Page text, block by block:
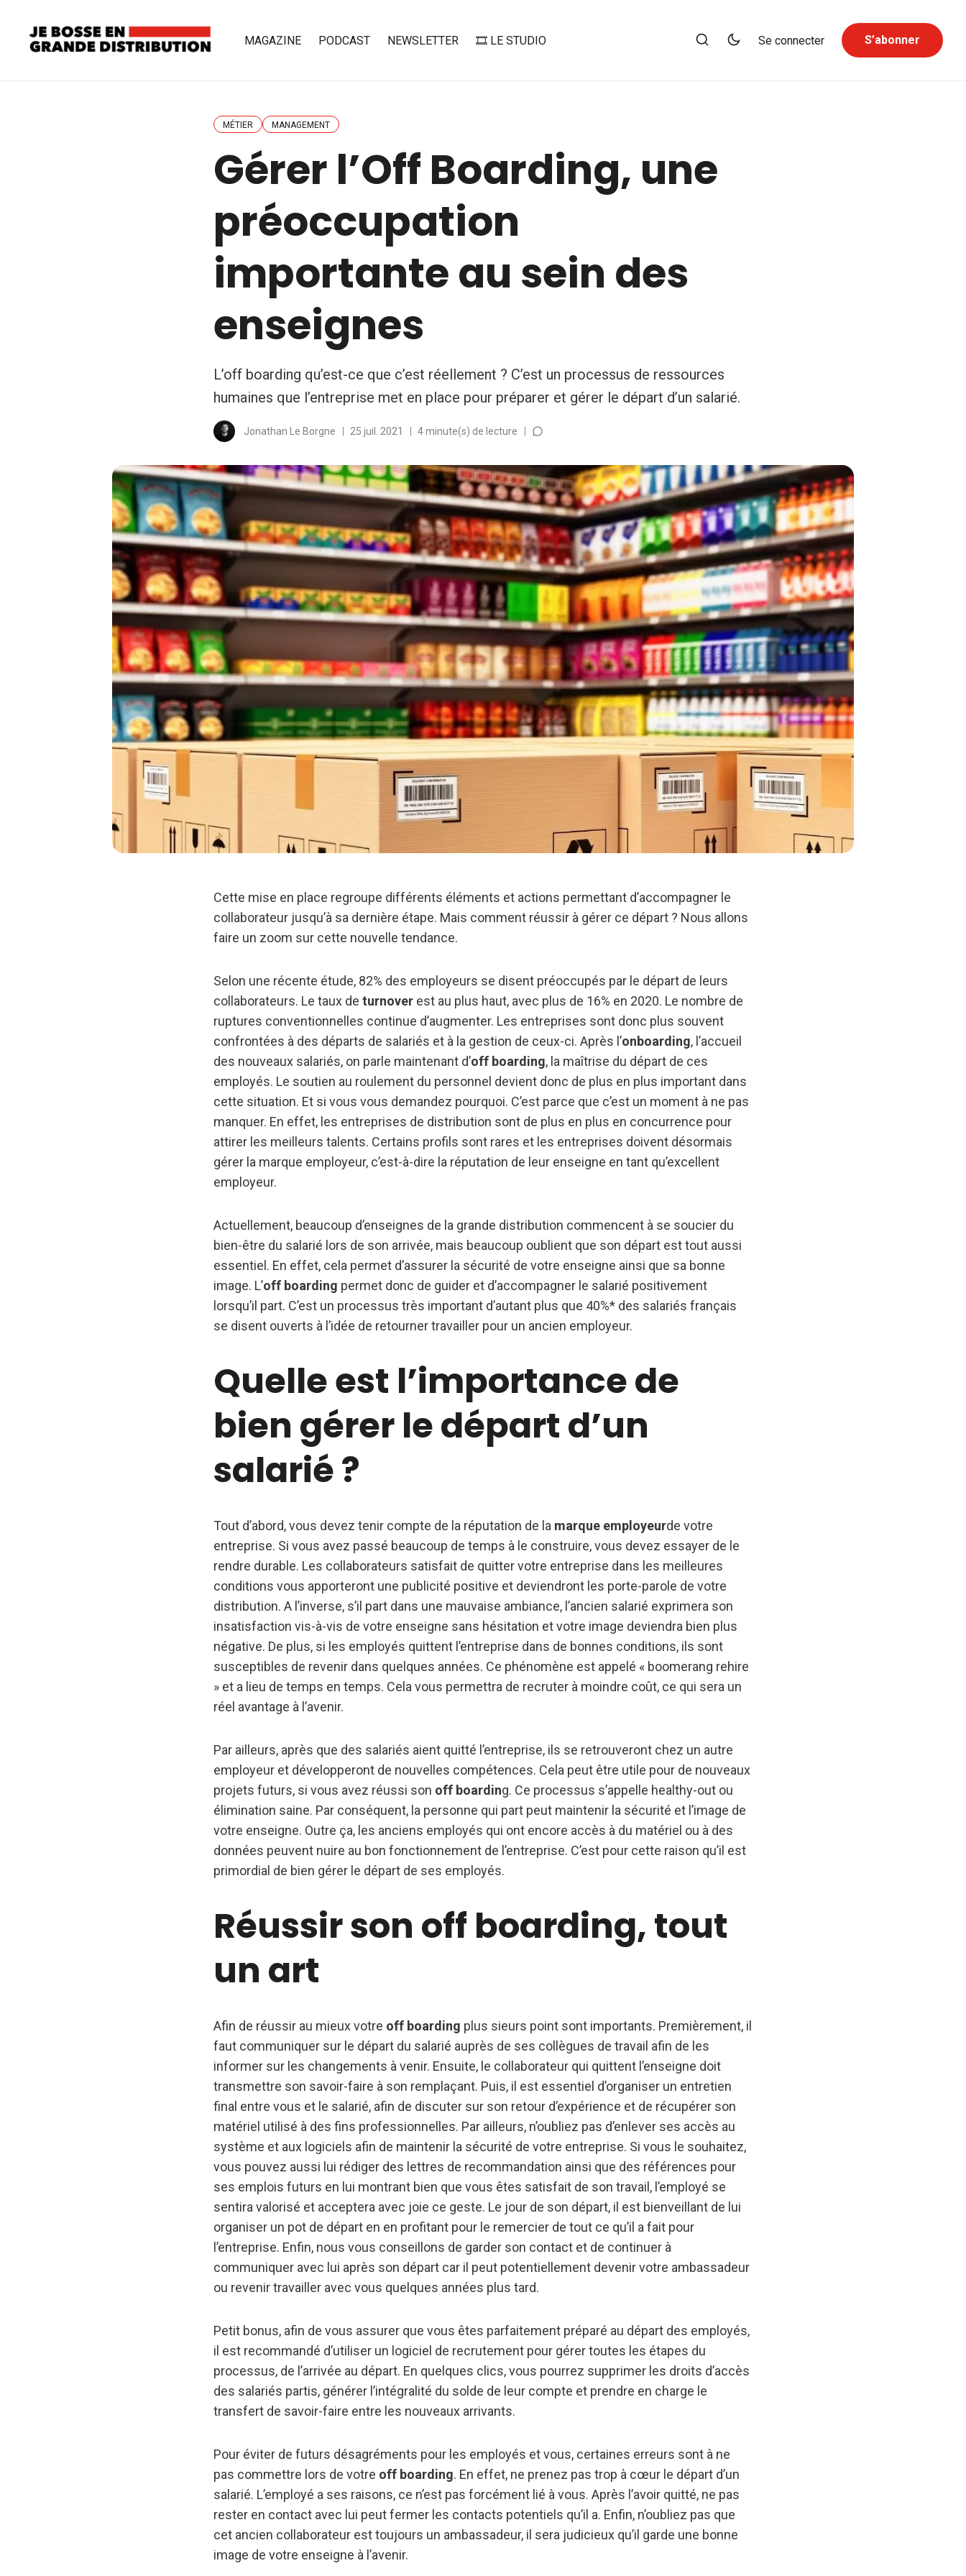
MAGAZINE PODCAST NEWSLETTER 🎞️ LE STUDIO Se connecter S’abonner
MÉTIER MANAGEMENT
Gérer l’Off Boarding, une
préoccupation
importante au sein des
enseignes
L’off boarding qu’est-ce que c’est réellement ? C’est un processus de ressources
humaines que l’entreprise met en place pour préparer et gérer le départ d’un salarié.
Jonathan Le Borgne 25 juil. 2021 4 minute(s) de lecture
Cette mise en place regroupe différents éléments et actions permettant d’accompagner le
collaborateur jusqu’à sa dernière étape. Mais comment réussir à gérer ce départ ? Nous allons
faire un zoom sur cette nouvelle tendance.
Selon une récente étude, 82% des employeurs se disent préoccupés par le départ de leurs
collaborateurs. Le taux de turnover est au plus haut, avec plus de 16% en 2020. Le nombre de
ruptures conventionnelles continue d’augmenter. Les entreprises sont donc plus souvent
confrontées à des départs de salariés et à la gestion de ceux-ci. Après l’onboarding, l’accueil
des nouveaux salariés, on parle maintenant d’off boarding, la maîtrise du départ de ces
employés. Le soutien au roulement du personnel devient donc de plus en plus important dans
cette situation. Et si vous vous demandez pourquoi. C’est parce que c’est un moment à ne pas
manquer. En effet, les entreprises de distribution sont de plus en plus en concurrence pour
attirer les meilleurs talents. Certains profils sont rares et les entreprises doivent désormais
gérer la marque employeur, c’est-à-dire la réputation de leur enseigne en tant qu’excellent
employeur.
Actuellement, beaucoup d’enseignes de la grande distribution commencent à se soucier du
bien-être du salarié lors de son arrivée, mais beaucoup oublient que son départ est tout aussi
essentiel. En effet, cela permet d’assurer la sécurité de votre enseigne ainsi que sa bonne
image. L’off boarding permet donc de guider et d’accompagner le salarié positivement
lorsqu’il part. C’est un processus très important d’autant plus que 40%* des salariés français
se disent ouverts à l’idée de retourner travailler pour un ancien employeur.
Quelle est l’importance de
bien gérer le départ d’un
salarié ?
Tout d’abord, vous devez tenir compte de la réputation de la marque employeurde votre
entreprise. Si vous avez passé beaucoup de temps à le construire, vous devez essayer de le
rendre durable. Les collaborateurs satisfait de quitter votre entreprise dans les meilleures
conditions vous apporteront une publicité positive et deviendront les porte-parole de votre
distribution. A l’inverse, s’il part dans une mauvaise ambiance, l’ancien salarié exprimera son
insatisfaction vis-à-vis de votre enseigne sans hésitation et votre image deviendra bien plus
négative. De plus, si les employés quittent l’entreprise dans de bonnes conditions, ils sont
susceptibles de revenir dans quelques années. Ce phénomène est appelé « boomerang rehire
» et a lieu de temps en temps. Cela vous permettra de recruter à moindre coût, ce qui sera un
réel avantage à l’avenir.
Par ailleurs, après que des salariés aient quitté l’entreprise, ils se retrouveront chez un autre
employeur et développeront de nouvelles compétences. Cela peut être utile pour de nouveaux
projets futurs, si vous avez réussi son off boarding. Ce processus s’appelle healthy-out ou
élimination saine. Par conséquent, la personne qui part peut maintenir la sécurité et l’image de
votre enseigne. Outre ça, les anciens employés qui ont encore accès à du matériel ou à des
données peuvent nuire au bon fonctionnement de l’entreprise. C’est pour cette raison qu’il est
primordial de bien gérer le départ de ses employés.
Réussir son off boarding, tout
un art
Afin de réussir au mieux votre off boarding plus sieurs point sont importants. Premièrement, il
faut communiquer sur le départ du salarié auprès de ses collègues de travail afin de les
informer sur les changements à venir. Ensuite, le collaborateur qui quittent l’enseigne doit
transmettre son savoir-faire à son remplaçant. Puis, il est essentiel d’organiser un entretien
final entre vous et le salarié, afin de discuter sur son retour d’expérience et de récupérer son
matériel utilisé à des fins professionnelles. Par ailleurs, n’oubliez pas d’enlever ses accès au
système et aux logiciels afin de maintenir la sécurité de votre entreprise. Si vous le souhaitez,
vous pouvez aussi lui rédiger des lettres de recommandation ainsi que des références pour
ses emplois futurs en lui montrant bien que vous êtes satisfait de son travail, l’employé se
sentira valorisé et acceptera avec joie ce geste. Le jour de son départ, il est bienveillant de lui
organiser un pot de départ en en profitant pour le remercier de tout ce qu’il a fait pour
l’entreprise. Enfin, nous vous conseillons de garder son contact et de continuer à
communiquer avec lui après son départ car il peut potentiellement devenir votre ambassadeur
ou revenir travailler avec vous quelques années plus tard.
Petit bonus, afin de vous assurer que vous êtes parfaitement préparé au départ des employés,
il est recommandé d’utiliser un logiciel de recrutement pour gérer toutes les étapes du
processus, de l’arrivée au départ. En quelques clics, vous pourrez supprimer les droits d’accès
des salariés partis, générer l’intégralité du solde de leur compte et prendre en charge le
transfert de savoir-faire entre les nouveaux arrivants.
Pour éviter de futurs désagréments pour les employés et vous, certaines erreurs sont à ne
pas commettre lors de votre off boarding. En effet, ne prenez pas trop à cœur le départ d’un
salarié. L’employé a ses raisons, ce n’est pas forcément lié à vous. Après l’avoir quitté, ne pas
rester en contact avec lui peut fermer les contacts potentiels qu’il a. Enfin, n’oubliez pas que
cet ancien collaborateur est toujours un ambassadeur, il sera judicieux qu’il garde une bonne
image de votre enseigne à l’avenir.